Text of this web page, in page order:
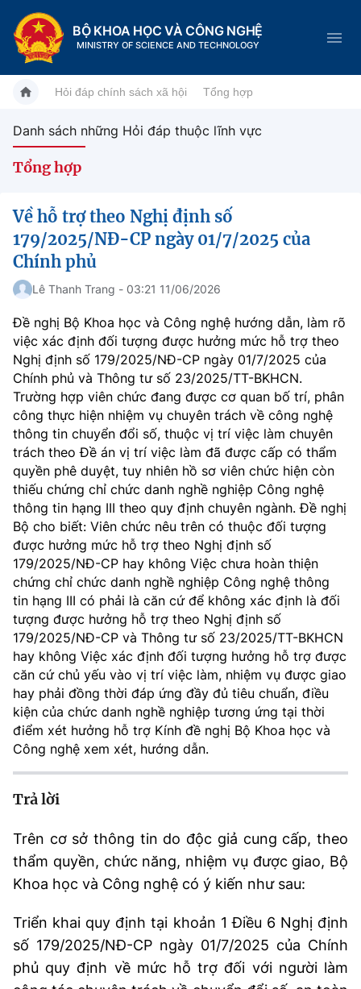
BỘ KHOA HỌC VÀ CÔNG NGHỆ
MINISTRY OF SCIENCE AND TECHNOLOGY
Danh mục
Chức năng nhiệm vụ
Lịch sử phát triển
Sở Khoa học và Công nghệ
Tin tức sự kiện
Đổi mới sáng tạo
Chuyển đổi số
Bưu chính, Viễn thông
Sở hữu trí tuệ
Tiêu chuẩn, đo lường, chất lượng
Năng lượng nguyên tử
Tin tổng hợp
Tin địa phương
Hệ thống văn bản
Văn bản QPPL
Văn bản chỉ đạo điều hành
Lấy ý kiến người dân về dự thảo VBQPPL
MST IOFFICE
THỐNG KÊ
Khoa học và Công nghệ
Đổi mới sáng tạo
Chuyển đổi số
Bưu chính, Viễn thông
Sở hữu trí tuệ
Tiêu chuẩn, đo lường, chất lượng
Năng lượng nguyên tử
Multimedia
THƯ ĐIỆN TỬ
Khác
Videos
Infographic
Ảnh
Voice
Nhiệm vụ trọng tâm
Chọn ngôn ngữ
BỘ KHOA HỌC VÀ CÔNG NGHỆ
MINISTRY OF SCIENCE AND TECHNOLOGY
Điều khoản sử dụng Theo dõi MST: Góp ý
Cơ quan chủ quản: Bộ Khoa học và Công nghệ (MST)
Chịu trách nhiệm nội dung: Nguyễn Thị Hải Hằng
Giám đốc Trung tâm Truyền thông Khoa học và Công nghệ.
Hỏi đáp chính sách xã hội Tổng hợp
Danh sách những Hỏi đáp thuộc lĩnh vực
Tổng hợp
Về hỗ trợ theo Nghị định số
179/2025/NĐ-CP ngày 01/7/2025 của
Chính phủ
Lê Thanh Trang - 03:21 11/06/2026
Đề nghị Bộ Khoa học và Công nghệ hướng dẫn, làm rõ
việc xác định đối tượng được hưởng mức hỗ trợ theo
Nghị định số 179/2025/NĐ-CP ngày 01/7/2025 của
Chính phủ và Thông tư số 23/2025/TT-BKHCN.
Trường hợp viên chức đang được cơ quan bố trí, phân
công thực hiện nhiệm vụ chuyên trách về công nghệ
thông tin chuyển đổi số, thuộc vị trí việc làm chuyên
trách theo Đề án vị trí việc làm đã được cấp có thẩm
quyền phê duyệt, tuy nhiên hồ sơ viên chức hiện còn
thiếu chứng chỉ chức danh nghề nghiệp Công nghệ
thông tin hạng III theo quy định chuyên ngành. Đề nghị
Bộ cho biết: Viên chức nêu trên có thuộc đối tượng
được hưởng mức hỗ trợ theo Nghị định số
179/2025/NĐ-CP hay không Việc chưa hoàn thiện
chứng chỉ chức danh nghề nghiệp Công nghệ thông
tin hạng III có phải là căn cứ để không xác định là đối
tượng được hưởng hỗ trợ theo Nghị định số
179/2025/NĐ-CP và Thông tư số 23/2025/TT-BKHCN
hay không Việc xác định đối tượng hưởng hỗ trợ được
căn cứ chủ yếu vào vị trí việc làm, nhiệm vụ được giao
hay phải đồng thời đáp ứng đầy đủ tiêu chuẩn, điều
kiện của chức danh nghề nghiệp tương ứng tại thời
điểm xét hưởng hỗ trợ Kính đề nghị Bộ Khoa học và
Công nghệ xem xét, hướng dẫn.
Trả lời
Trên cơ sở thông tin do độc giả cung cấp, theo
thẩm quyền, chức năng, nhiệm vụ được giao, Bộ
Khoa học và Công nghệ có ý kiến như sau:
Triển khai quy định tại khoản 1 Điều 6 Nghị định
số 179/2025/NĐ-CP ngày 01/7/2025 của Chính
phủ quy định về mức hỗ trợ đối với người làm